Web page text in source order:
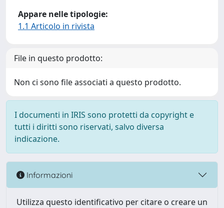
Appare nelle tipologie:
1.1 Articolo in rivista
File in questo prodotto:
Non ci sono file associati a questo prodotto.
I documenti in IRIS sono protetti da copyright e
tutti i diritti sono riservati, salvo diversa
indicazione.
Informazioni
Utilizza questo identificativo per citare o creare un